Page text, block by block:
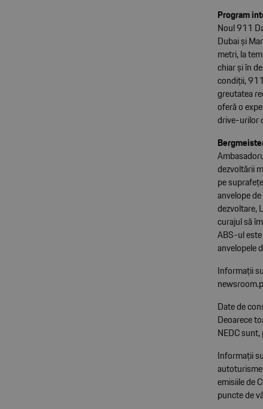
Program
Noul 911
Dubai și
metri, la
chiar și în
condiții,
greutatea
oferă o
drive-urilor
dezvoltării
pe
anvelope
dezvoltare,
curajul să
ABS-ul
anvelopele
Informații
Date de
Deoarece
NEDC
Informații
emisiile de
puncte de